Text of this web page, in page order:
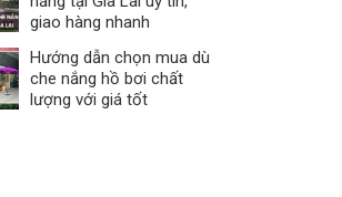
giao hàng nhanh
Hướng dẫn chọn mua dù
che nắng hồ bơi chất
lượng với giá tốt